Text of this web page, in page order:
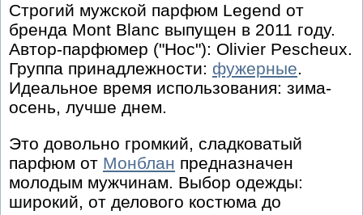
Строгий мужской парфюм Legend от
бренда Mont Blanc выпущен в 2011 году.
Автор-парфюмер ("Нос"): Olivier Pescheux.
Группа принадлежности: фужерные.
Идеальное время использования: зима-
осень, лучше днем.
Это довольно громкий, сладковатый
парфюм от Монблан предназначен
молодым мужчинам. Выбор одежды:
широкий, от делового костюма до